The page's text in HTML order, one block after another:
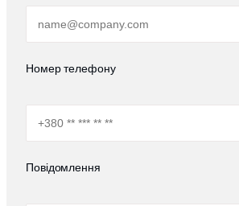
Номер телефону
Повідомлення